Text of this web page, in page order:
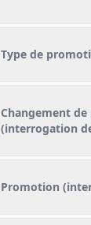
Type de
Changement
(interrogation
Promotion